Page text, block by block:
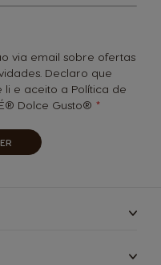
via email sobre ofertas
Declaro que
li e aceito a Política de
Dolce Gusto®